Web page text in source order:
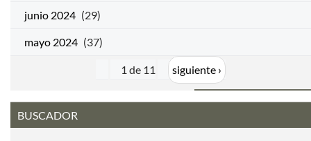
junio 2024 (29)
mayo 2024 (37)
1 de 11 siguiente ›
BUSCADOR